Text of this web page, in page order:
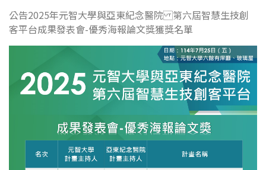
公告2025年元智大學與亞東紀念醫院 第六屆智慧生技創
客平台成果發表會-優秀海報論文獎獲獎名單